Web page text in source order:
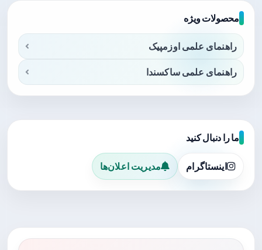
محصولات ویژه
راهنمای علمی اوزمپیک
راهنمای علمی ساکسندا
ما را دنبال کنید
اینستاگرام مدیریت اعلان‌ها